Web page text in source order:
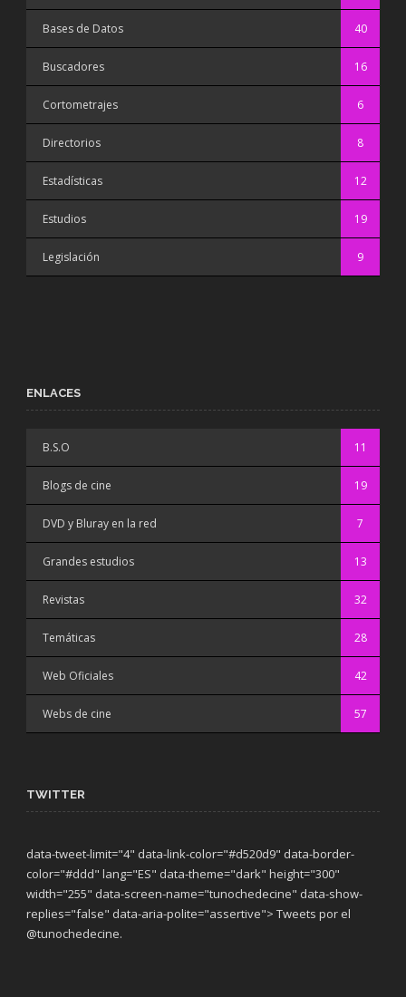
Bases de Datos 40
Buscadores 16
Cortometrajes 6
Directorios 8
Estadísticas 12
Estudios 19
Legislación 9
ENLACES
B.S.O 11
Blogs de cine 19
DVD y Bluray en la red 7
Grandes estudios 13
Revistas 32
Temáticas 28
Web Oficiales 42
Webs de cine 57
TWITTER
data-tweet-limit="4" data-link-color="#d520d9" data-border-
color="#ddd" lang="ES" data-theme="dark" height="300"
width="255" data-screen-name="tunochedecine" data-show-
replies="false" data-aria-polite="assertive"> Tweets por el
@tunochedecine.